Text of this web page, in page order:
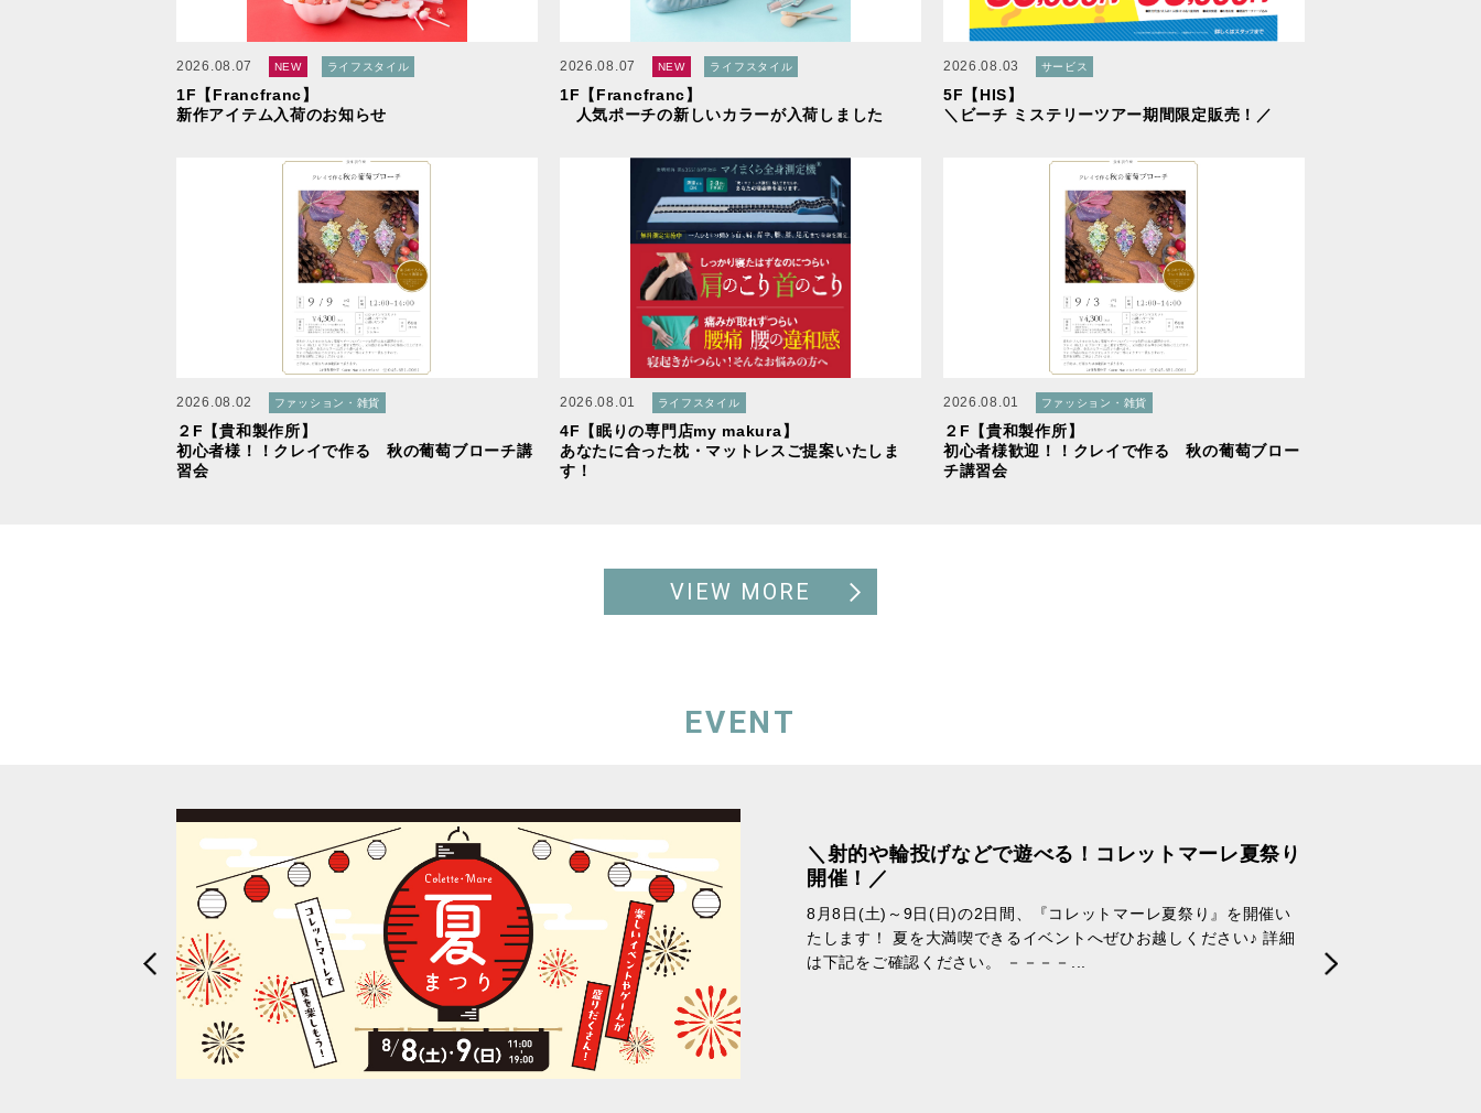
2026.08.07 NEW ライフスタイル
1F【Francfranc】
新作アイテム入荷のお知らせ
2026.08.07 NEW ライフスタイル
1F【Francfranc】
人気ポーチの新しいカラーが入荷しました
2026.08.03 サービス
5F【HIS】
＼ビーチ ミステリーツアー期間限定販売！／
2026.08.02 ファッション・雑貨
２F【貴和製作所】
初心者様！！クレイで作る 秋の葡萄ブローチ講
習会
2026.08.01 ライフスタイル
4F【眠りの専門店my makura】
あなたに合った枕・マットレスご提案いたしま
す！
2026.08.01 ファッション・雑貨
２F【貴和製作所】
初心者様歓迎！！クレイで作る 秋の葡萄ブロー
チ講習会
VIEW MORE
EVENT
＼射的や輪投げなどで遊べる！コレットマーレ夏祭り
開催！／
8月8日(土)～9日(日)の2日間、『コレットマーレ夏祭り』を開催い
たします！ 夏を大満喫できるイベントへぜひお越しください♪ 詳細
は下記をご確認ください。 －－－－...